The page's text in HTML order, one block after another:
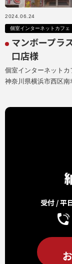
2024.06.24
個室インターネットカフェ
マンボープラ
口店様
個室インターネットカ
神奈川県横浜市西区南
受付 / 平